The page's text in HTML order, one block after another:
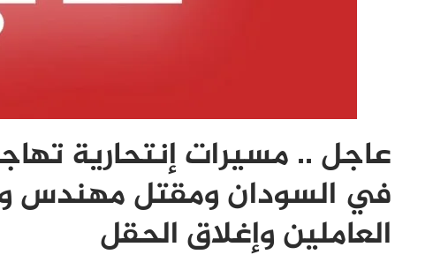
عاجل .. مسيرات إنتحارية
في السودان ومقتل مهندس
العاملين وإغلاق الحقل